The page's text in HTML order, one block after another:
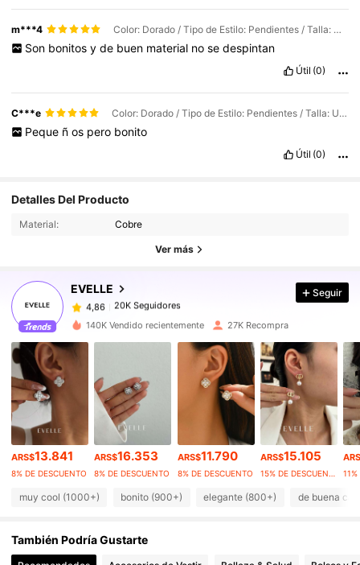
m***4 Color: Dorado / Tipo de Estilo: Pendientes / Talla: Unitalla
Son bonitos y de buen material no se despintan
Útil (0)
C***e Color: Dorado / Tipo de Estilo: Pendientes / Talla: Unitalla
Peque ñ os pero bonito
Útil (0)
Detalles Del Producto
Material: Cobre
Ver más
EVELLE
4,86 20K Seguidores
20K Seguidores
20K Seguidores
4,86
20K Seguidores
m***e seguidoHace 4 horas
4,86
20K Seguidores
4,86 20K Seguidores
4,86 20K Seguidores
20K Seguidores
4,86 20K Seguidores
Seguir
140K Vendido recientemente 27K Recompra
ARS$13.841
8% DE DESCUENTO
ARS$16.353
8% DE DESCUENTO
ARS$11.790
8% DE DESCUENTO
ARS$15.105
15% DE DESCUENTO
muy cool (1000+) bonito (900+) elegante (800+) de buena
También Podría Gustarte